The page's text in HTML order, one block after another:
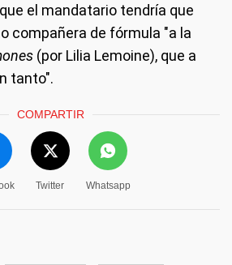
el mandatario tendría que
compañera de fórmula "a la
(por Lilia Lemoine), que a
tanto".
COMPARTIR
Twitter Whatsapp